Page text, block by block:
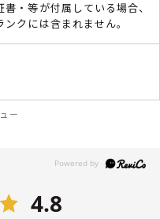
・等が付属している場合、
クには含まれません。
ー
4.8